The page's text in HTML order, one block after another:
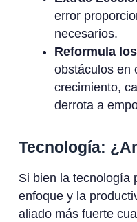
error
necesarios.
Reformula
obstáculos en
crecimiento,
derrota a
Tecnología:
Si bien la tecnología
enfoque y la
aliado más fuerte